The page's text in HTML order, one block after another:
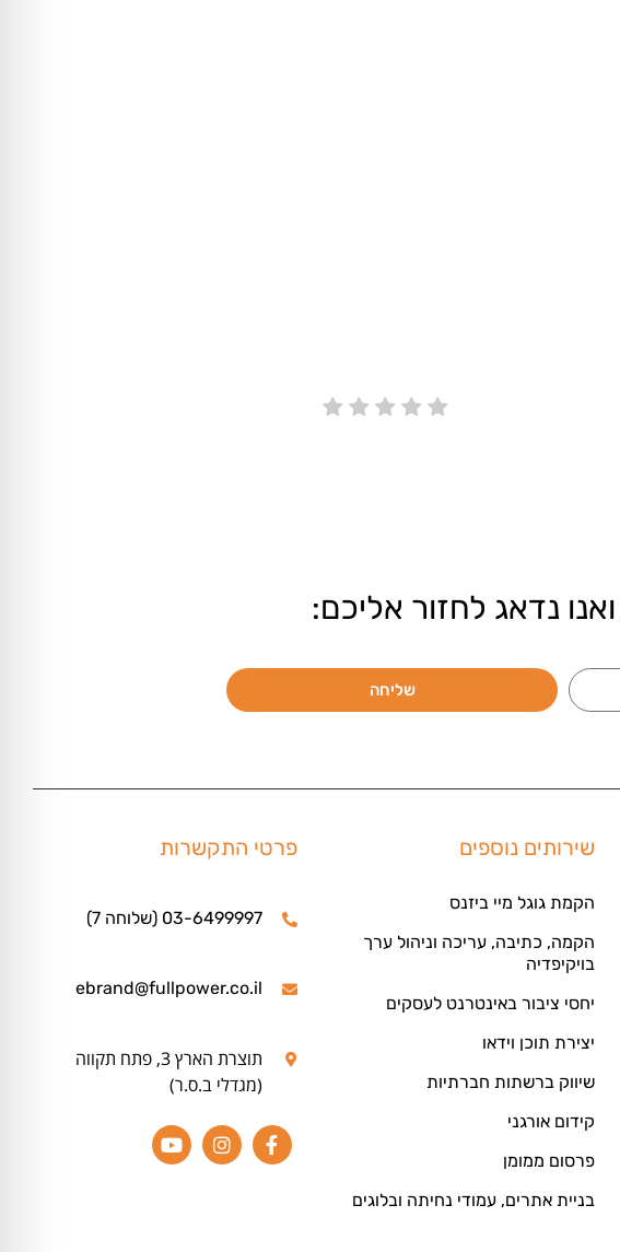
נדאג לחזור אליכם:
שליחה
שירותים נוספים
הקמת גוגל מיי ביזנס
הקמה, כתיבה, עריכה וניהול ערך
בויקיפדיה
יחסי ציבור באינטרנט לעסקים
יצירת תוכן וידאו
שיווק ברשתות חברתיות
קידום אורגני
פרסום ממומן
בניית אתרים, עמודי נחיתה ובלוגים
פרטי התקשרות
03-6499997 (שלוחה 7)
ebrand@fullpower.co.il
תוצרת הארץ 3, פתח תקווה
(מגדלי ב.ס.ר)